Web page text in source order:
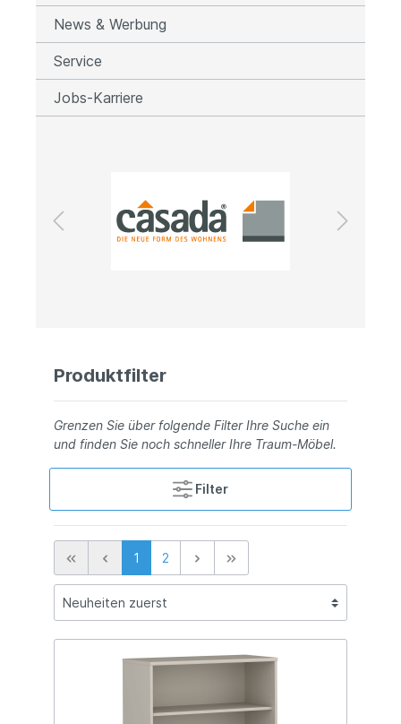
News & Werbung
Service
Jobs-Karriere
Produktfilter
Grenzen Sie über folgende Filter Ihre Suche ein
und finden Sie noch schneller Ihre Traum-Möbel.
Filter
1 2